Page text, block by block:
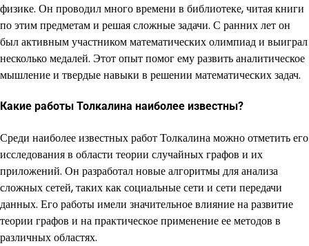
физике. Он проводил много времени в библиотеке, читая книги
по этим предметам и решая сложные задачи. С ранних лет он
был активным участником математических олимпиад и выиграл
несколько медалей. Этот опыт помог ему развить аналитическое
мышление и твердые навыки в решении математических задач.
Какие работы Толкалина наиболее известны?
Среди наиболее известных работ Толкалина можно отметить его
исследования в области теории случайных графов и их
приложений. Он разработал новые алгоритмы для анализа
сложных сетей, таких как социальные сети и сети передачи
данных. Его работы имели значительное влияние на развитие
теории графов и на практическое применение ее методов в
различных областях.